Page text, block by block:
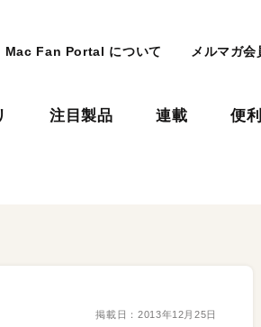
Mac Fan Portal について メルマガ会
注目製品 連載 便
掲載日： 2013年12月25日